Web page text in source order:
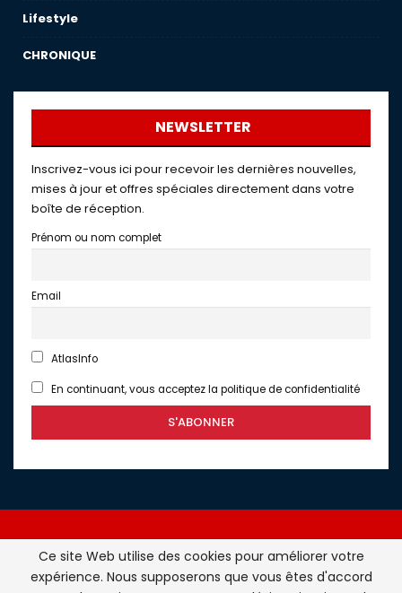
Lifestyle
CHRONIQUE
NEWSLETTER
Inscrivez-vous ici pour recevoir les dernières nouvelles,
mises à jour et offres spéciales directement dans votre
boîte de réception.
Prénom ou nom complet
Email
AtlasInfo
En continuant, vous acceptez la politique de confidentialité
Atlasinfo.fr : l'essentiel de l'actualité de la France et du
Ce site Web utilise des cookies pour améliorer votre
expérience. Nous supposerons que vous êtes d'accord